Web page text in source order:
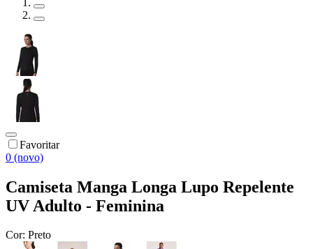
Favoritar
0 (novo)
Camiseta Manga Longa Lupo Repelente
UV Adulto - Feminina
Cor: Preto